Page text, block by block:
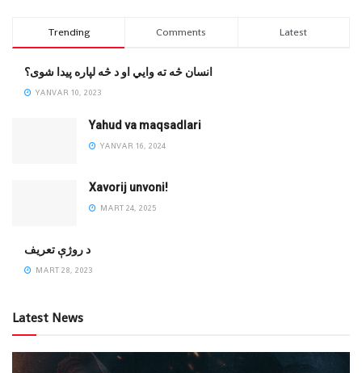
Trending Comments Latest
انسان څه ته وایي او د څه لپاره پیدا شوی؟
YANVAR 10, 2023
Yahud va maqsadlari
YANVAR 16, 2024
Xavorij unvoni!
MART 24, 2025
‌د روژې تعریف
MART 28, 2023
Latest News